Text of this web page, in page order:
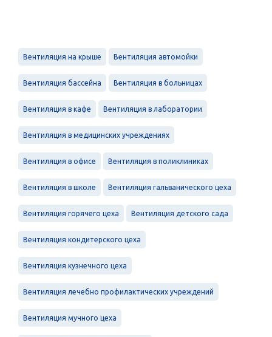
Вентиляция на крыше Вентиляция автомойки
Вентиляция бассейна Вентиляция в больницах
Вентиляция в кафе Вентиляция в лаборатории
Вентиляция в медицинских учреждениях
Вентиляция в офисе Вентиляция в поликлиниках
Вентиляция в школе Вентиляция гальванического цеха
Вентиляция горячего цеха Вентиляция детского сада
Вентиляция кондитерского цеха
Вентиляция кузнечного цеха
Вентиляция лечебно профилактических учреждений
Вентиляция мучного цеха